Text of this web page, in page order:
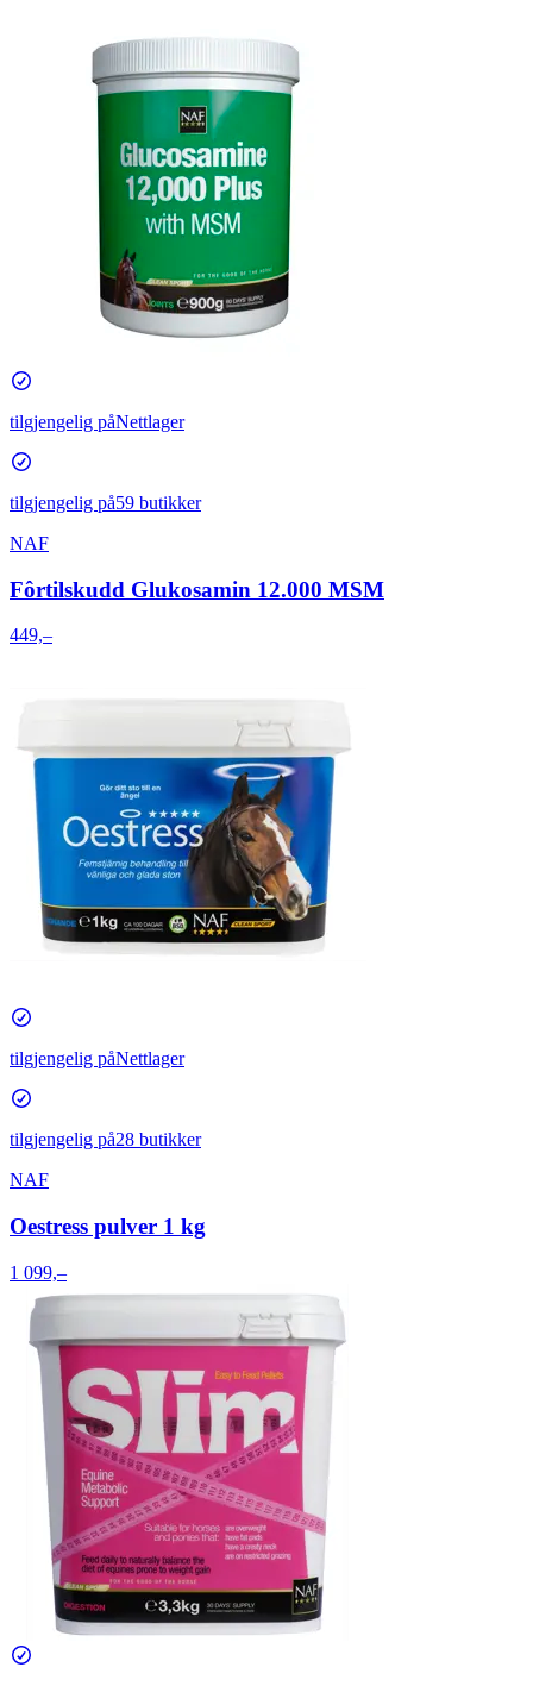
tilgjengelig påNettlager
tilgjengelig på59 butikker
NAF
Fôrtilskudd Glukosamin 12.000 MSM
449,–
tilgjengelig påNettlager
tilgjengelig på28 butikker
NAF
Oestress pulver 1 kg
1 099,–